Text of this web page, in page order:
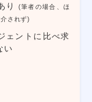
り
(筆者の場合、ほ
されず)
ェントに比べ求
い